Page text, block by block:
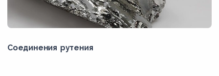
Соединения рутения